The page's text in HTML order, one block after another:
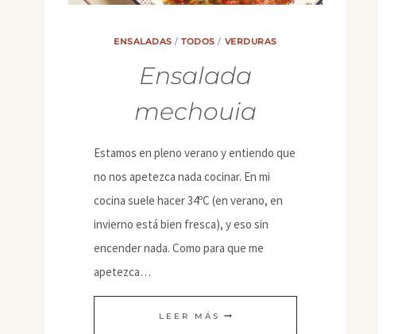
ENSALADAS /TODOS / VERDURAS
Ensalada
mechouia
Estamos en pleno verano y entiendo que
no nos apetezca nada cocinar. En mi
cocina suele hacer 34ºC (en verano, en
invierno está bien fresca), y eso sin
encender nada. Como para que me
apetezca…
LEER MÁS ENSALADA